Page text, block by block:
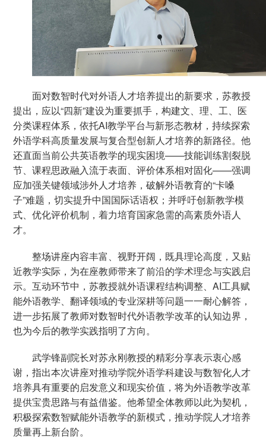
面对数智时代对外语人才培养提出的新要求，苏教授
提出，应以“四新”建设为重要抓手，构建文、理、工、医
分类课程体系，依托AI教学平台与新形态教材，持续探索
外语学科高质量发展与复合型创新人才培养的新路径。他
还直面当前公共英语教学的现实困境——技能训练割裂脱
节、课程思政融入流于表面、评价体系相对固化——强调
应加强关键领域涉外人才培养，破解外语教育的“卡嗓
子”难题，切实提升中国国际话语权；并呼吁创新教学模
式、优化评价机制，着力培育国家急需的高素质外语人
才。
整场讲座内容丰富、视野开阔，既具理论高度，又贴
近教学实际，为在座教师带来了前沿的学术理念与实践启
示。互动环节中，苏教授就外语课程结构调整、AI工具赋
能外语教学、翻译领域的专业深耕等问题一一耐心解答，
进一步拓展了教师对数智时代外语教学改革的认知边界，
也为今后的教学实践指明了方向。
武学锋副院长对苏永刚教授的精彩分享表示衷心感
谢，指出本次讲座对推动学院外语学科建设与数智化人才
培养具有重要的启发意义和现实价值，将为外语教学改革
提供宝贵思路与有益借鉴。他希望全体教师以此为契机，
积极探索数智赋能外语教学的新模式，推动学院人才培养
质量再上新台阶。